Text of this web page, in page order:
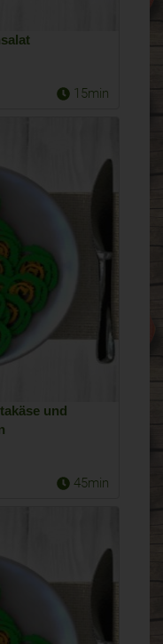
15min
und
45min